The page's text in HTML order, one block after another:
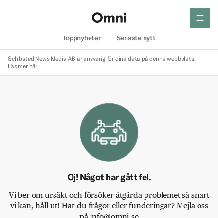
Toppnyheter Senaste nytt
meny
Schibsted News Media AB är ansvarig för dina data på denna webbplats.
Läs mer här
Oj! Något har gått fel.
Vi ber om ursäkt och försöker åtgärda problemet så snart
vi kan, håll ut! Har du frågor eller funderingar? Mejla oss